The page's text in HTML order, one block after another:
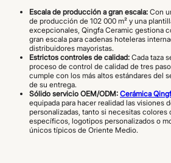
Escala de producción a gran escala: Con
de producción de 102 000 m² y una
excepcionales, Qingfa Ceramic gestiona
gran escala para cadenas hoteleras
distribuidores mayoristas.
Estrictos controles de calidad: Cada taza
proceso de control de calidad de tres
cumple con los más altos estándares del
de su entrega.
Sólido servicio OEM/ODM: Cerámica
equipada para hacer realidad las visiones
personalizadas, tanto si necesitas colores
específicos, logotipos personalizados o
únicos típicos de Oriente Medio.